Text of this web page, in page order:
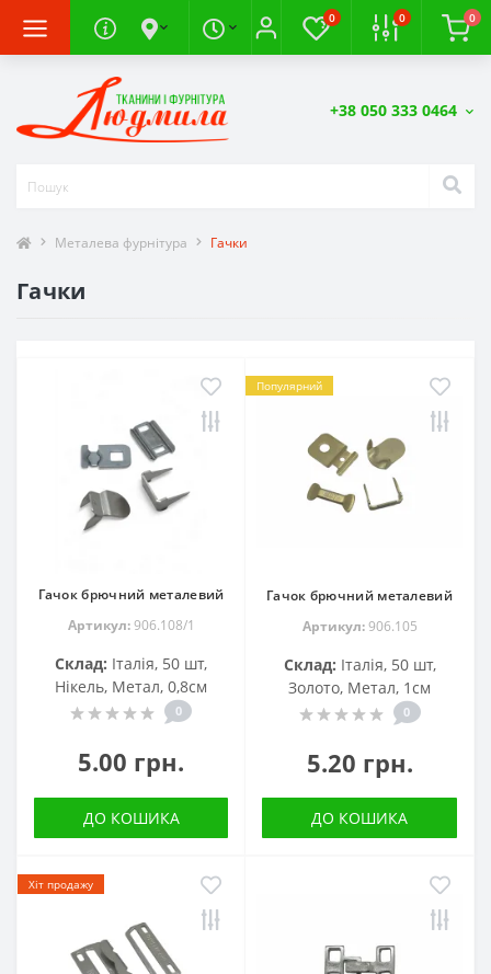
0 0 0
+38 050 333 0464
Металева фурнітура Гачки
Гачки
Гачок брючний металевий
Артикул:906.108/1
Склад: Італія, 50 шт,
Нікель, Метал, 0,8см
0
5.00 грн.
ДО КОШИКА
Популярний
Гачок брючний металевий
Артикул:906.105
Склад: Італія, 50 шт,
Золото, Метал, 1см
0
5.20 грн.
ДО КОШИКА
Хіт продажу